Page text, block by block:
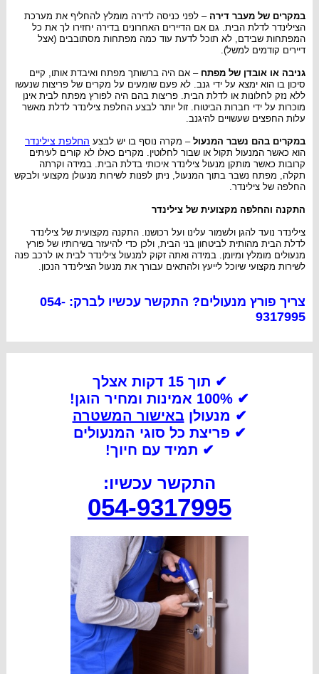
במקרים של מעבר דירה – לפני כניסה לדירה מומלץ להחליף את מערכת
הצילינדר לדלת הבית. גם אם הדיירים האחרונים בדירה יחזירו לך את כל
המפתחות שבידם, לא תוכל לדעת עוד כמה מפתחות מסתובבים (אצל
דיירים קודמים למשל).
גניבה או אובדן של מפתח – אם היה ברשותך מפתח ואיבדת אותו, קיים
סיכון בו הוא ימצא על ידי גנב. לא פעם שומעים על מקרים של פריצות שנעשו
ללא נזק לחלונות או לדלת הבית. פריצות בהם היה לפורץ מפתח לבית אינן
מוכרות על ידי חברות הביטוח. זול יותר לבצע החלפת צילינדר לדלת מאשר
עלות החפצים שעשויים להיגנב.
במקרים בהם נשבר המנעול– מקרה נוסף בו יש לבצע החלפת צילינדר
הוא כאשר המנעול תקול או שבור לחלוטין. מקרים כאלו לא קורים לעיתים
קרובות כאשר מותקן מנעול צילינדר איכותי בדלת הבית. במידה וקרתה
תקלה, מפתח נשבר בתוך המנעול, ניתן לפנות לשירות מנעולן מקצועי ולבקש
החלפה של צילינדר.
התקנה והחלפה מקצועית של צילינדר
צילינדר נועד להגן ולשמור עלינו ועל רכושנו. התקנה מקצועית של צילינדר
לדלת הבית מהותית לביטחון בני הבית, ולכן כדי להיעזר בשירותיו של פורץ
מנעולים מומלץ ומיומן. במידה ואתה זקוק למנעול צילינדר לבית או לרכב פנה
לשירות מקצועי שיוכל לייעץ ולהתאים עבורך את מנעול הצילינדר הנכון.
צריך פורץ מנעולים? התקשר עכשיו לברק: 054-
9317995
✔ תוך 15 דקות אצלך
✔ 100% אמינות ומחיר הוגן!
✔ מנעולןבאישור המשטרה
✔ פריצת כל סוגי המנעולים
✔ תמיד עם חיוך!
התקשר עכשיו:
054-9317995